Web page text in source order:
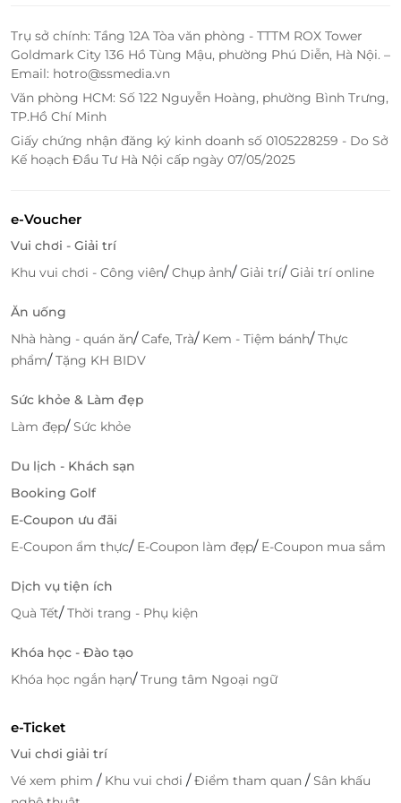
Số 62 Hai Bà Trưng, Phường Bến Nghé, Quận 1, Hồ
Chí Minh
Số 114 Hồ Tùng Mậu, Phường Bến Nghé, Quận 1, Hồ
Chí Minh
Số 125 – 165 Đường số 17, Khu phố 3, Phường Tân
Quy, Quận 7, Hồ Chí Minh
52 Trương Phước Phan, P. Bình Trị Đông, Quận Bình
Phường 04, Quận 5, Hồ Chí Minh
A1SH04, số 2 Tôn Đức Thắng, P. Bến Nghé, Quận 1,
Hồ Chí Minh
Số 210 Nguyễn Thị Định, KP. 3, Phường Bình Trưng
Tây, Quận 2, Hồ Chí Minh
B01-03, Tầng 1, Block B, Chung cư Hoàng Anh Thanh
Số 01 Hoàng Dư Khương, Phường 12, Quận 10, Hồ Chí
Minh
Chí Minh
260A Nguyễn Thái Bình, P. 12, Quận Tân Bình, Hồ Chí
Quận Tân Bình, Hồ Chí Minh
Tầng 1, 285 Cách Mạng Tháng Tám, Quận 10, Hồ Chí
Minh
Số 113 Tam Hà, Khu phố 4, Phường Tam Phú, Thủ
Tầng 1 (tầng trệt), Số 52 Hồ Thị Tư, khu phố 2, P. Hiệp
Phú, Thủ Đức, Hồ Chí Minh
Thạnh, Hồ Chí Minh
Số 79 Hồ Văn Long, Phường Tân Tạo, Quận Bình Tân,
Số 363 Lê Thị Riêng, P. Thới An, Quận 12, Hồ Chí Minh
Trụ sở chính: Tầng 12A Tòa văn phòng - TTTM ROX Tower
Goldmark City 136 Hồ Tùng Mậu, phường Phú Diễn, Hà Nội. –
Email: hotro@ssmedia.vn
Văn phòng HCM: Số 122 Nguyễn Hoàng, phường Bình Trưng,
TP.Hồ Chí Minh
Giấy chứng nhận đăng ký kinh doanh số 0105228259 - Do Sở
Kế hoạch Đầu Tư Hà Nội cấp ngày 07/05/2025
e-Voucher
Vui chơi - Giải trí
Khu vui chơi - Công viên/Chụp ảnh/Giải trí/Giải trí online
Ăn uống
Nhà hàng - quán ăn/Cafe, Trà/ Kem - Tiệm bánh/Thực
phẩm/Tặng KH BIDV
Sức khỏe & Làm đẹp
Làm đẹp/Sức khỏe
Du lịch - Khách sạn
Booking Golf
E-Coupon ưu đãi
E-Coupon ẩm thực/ E-Coupon làm đẹp/ E-Coupon mua sắm
Dịch vụ tiện ích
Quà Tết/Thời trang - Phụ kiện
Khóa học - Đào tạo
Khóa học ngắn hạn/Trung tâm Ngoại ngữ
e-Ticket
Vui chơi giải trí
Vé xem phim / Khu vui chơi /Điểm tham quan /Sân khấu